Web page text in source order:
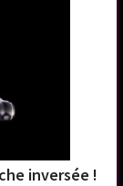
inversée !